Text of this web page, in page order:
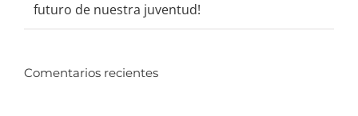
futuro de nuestra juventud!
Comentarios recientes